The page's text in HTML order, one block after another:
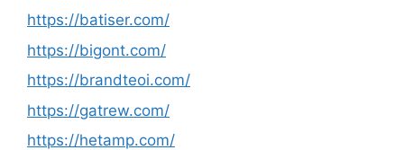
https://batiser.com/
https://bigont.com/
https://brandteoi.com/
https://gatrew.com/
https://hetamp.com/